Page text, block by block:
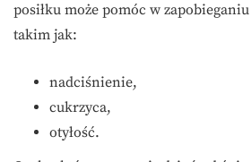
posiłku może pomóc w
takim jak:
nadciśnienie,
cukrzyca,
otyłość.